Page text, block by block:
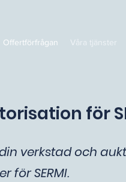
Offertförfrågan Våra tjänster
för
verkstad och
för SERMI.